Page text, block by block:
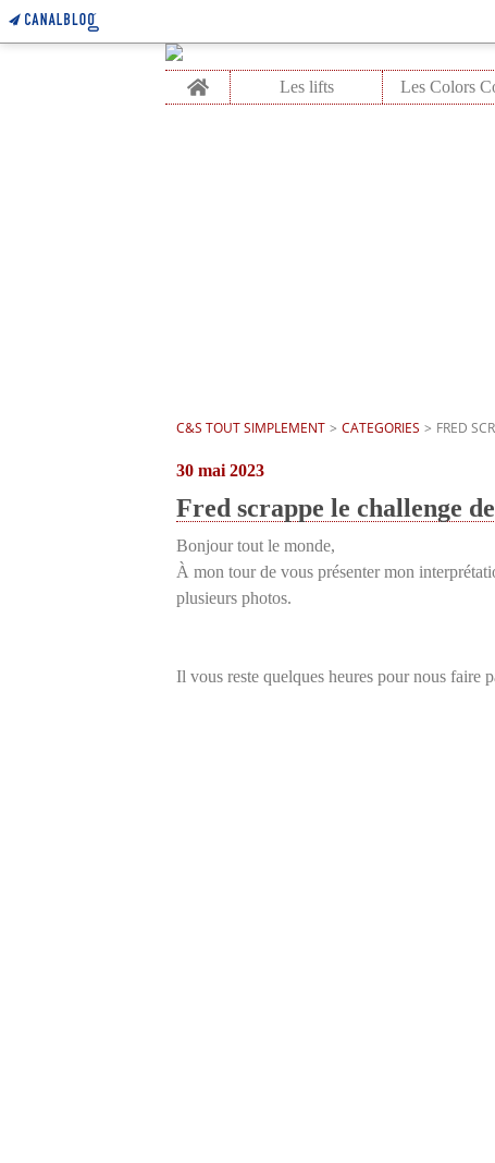
Home Les lifts
C&S TOUT SIMPLEMENT > CATEGORIES > FRED
30 mai 2023
Fred scrappe le challenge
Bonjour tout le monde,
À mon tour de vous présenter mon
plusieurs photos.
Il vous reste quelques heures pour nous faire